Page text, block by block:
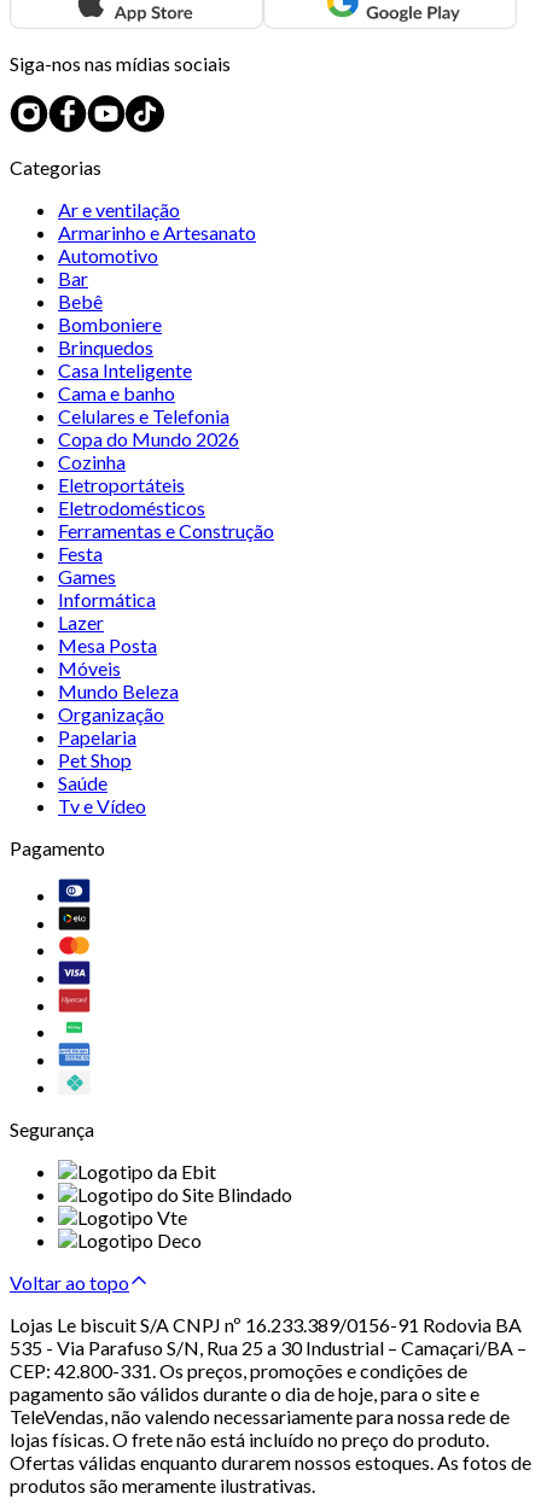
Siga-nos nas mídias sociais
Categorias
Ar e ventilação
Armarinho e Artesanato
Automotivo
Bar
Bebê
Bomboniere
Brinquedos
Casa Inteligente
Cama e banho
Celulares e Telefonia
Copa do Mundo 2026
Cozinha
Eletroportáteis
Eletrodomésticos
Ferramentas e Construção
Festa
Games
Informática
Lazer
Mesa Posta
Móveis
Mundo Beleza
Organização
Papelaria
Pet Shop
Saúde
Tv e Vídeo
Pagamento
Segurança
Voltar ao topo
Lojas Le biscuit S/A CNPJ nº 16.233.389/0156-91 Rodovia BA
535 - Via Parafuso S/N, Rua 25 a 30 Industrial – Camaçari/BA –
CEP: 42.800-331. Os preços, promoções e condições de
pagamento são válidos durante o dia de hoje, para o site e
TeleVendas, não valendo necessariamente para nossa rede de
lojas físicas. O frete não está incluído no preço do produto.
Ofertas válidas enquanto durarem nossos estoques. As fotos de
produtos são meramente ilustrativas.